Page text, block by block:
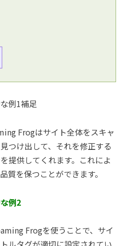
例1補足
Frogはサイト全体をスキャ
つけ出して、それを修正する
提供してくれます。これによ
質を保つことができます。
例2
Frogを使うことで、サイ